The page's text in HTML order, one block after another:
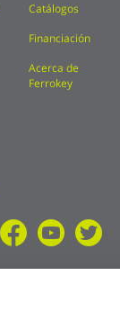
Catálogos
Financiación
Acerca de
Ferrokey